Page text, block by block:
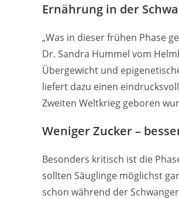
Ernährung in der
„Was in dieser frühen Phase
Dr. Sandra Hummel vom
Übergewicht und
liefert dazu einen
Zweiten Weltkrieg geboren
Weniger Zucker –
Besonders kritisch ist die
sollten Säuglinge möglichst
schon während der